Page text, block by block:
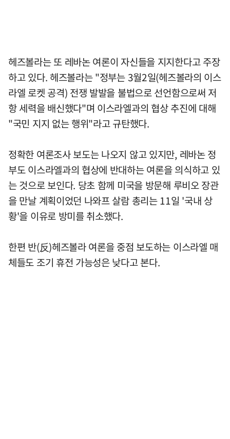
헤즈볼라는 또 레바논 여론이 자신들을 지지한다고 주장
하고 있다. 헤즈볼라는 "정부는 3월2일(헤즈볼라의 이스
라엘 로켓 공격) 전쟁 발발을 불법으로 선언함으로써 저
항 세력을 배신했다"며 이스라엘과의 협상 추진에 대해
"국민 지지 없는 행위"라고 규탄했다.
정확한 여론조사 보도는 나오지 않고 있지만, 레바논 정
부도 이스라엘과의 협상에 반대하는 여론을 의식하고 있
는 것으로 보인다. 당초 함께 미국을 방문해 루비오 장관
을 만날 계획이었던 나와프 살람 총리는 11일 '국내 상
황'을 이유로 방미를 취소했다.
한편 반(反)헤즈볼라 여론을 중점 보도하는 이스라엘 매
체들도 조기 휴전 가능성은 낮다고 본다.